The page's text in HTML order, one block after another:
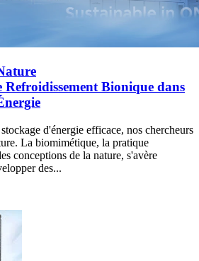
Bionique dans
d'énergie efficace, nos chercheurs
La biomimétique, la pratique
conceptions de la nature, s'avère
des...